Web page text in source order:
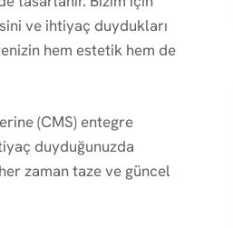
ve ihtiyaç duydukları
hem estetik hem de
(CMS) entegre
duyduğunuzda
zaman taze ve güncel